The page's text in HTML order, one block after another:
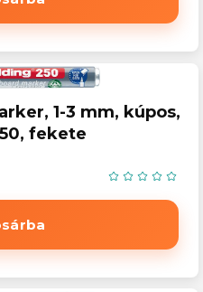
1-3 mm, kúpos,
fekete